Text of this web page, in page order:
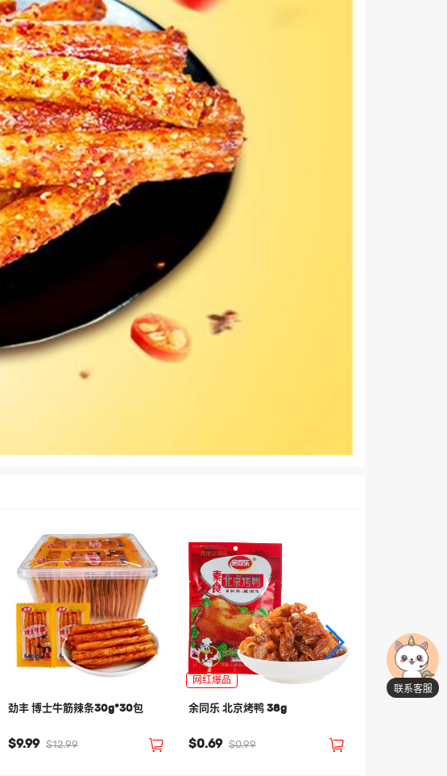
劲丰 博士牛筋辣条30g*30包
$9.99 $12.99
网红爆品
余同乐 北京烤鸭 38g
$0.69 $0.99
卤门家族 狼牙
$6.99 $8.99
联系客服